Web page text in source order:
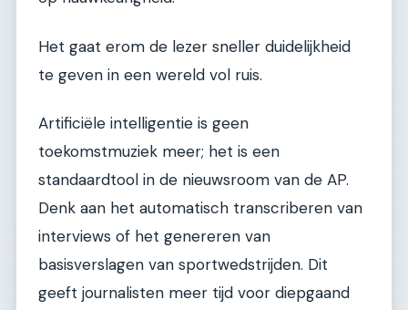
Het gaat erom de lezer sneller duidelijkheid
te geven in een wereld vol ruis.
Artificiële intelligentie is geen
toekomstmuziek meer; het is een
standaardtool in de nieuwsroom van de AP.
Denk aan het automatisch transcriberen van
interviews of het genereren van
basisverslagen van sportwedstrijden. Dit
geeft journalisten meer tijd voor diepgaand